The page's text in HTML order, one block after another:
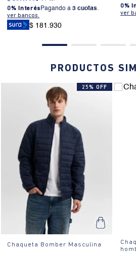
0% Interés Pagando a 3 cuotas.
ver bancos.
$ 181.930
0%
ver
PRODUCTOS
25% OFF
Chaqueta Bomber Masculina